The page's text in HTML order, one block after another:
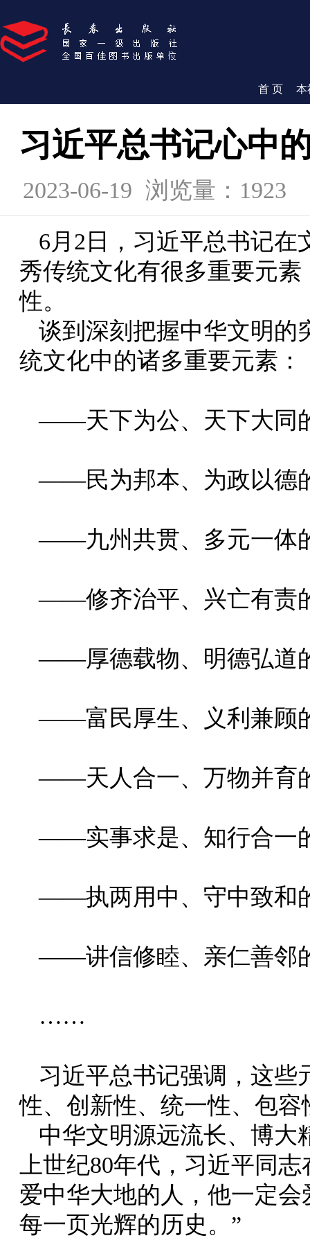
首 页 本
习近平总书记心中
2023-06-19 浏览量：1923
6月2日，习近平总书记
秀传统文化有很多重要元
性。
谈到深刻把握中华文明的
统文化中的诸多重要元素：
——天下为公、天下大同
——民为邦本、为政以德
——九州共贯、多元一体
——修齐治平、兴亡有责
——厚德载物、明德弘道
——富民厚生、义利兼顾
——天人合一、万物并育
——实事求是、知行合一
——执两用中、守中致和
——讲信修睦、亲仁善邻
……
习近平总书记强调，这些
性、创新性、统一性、包容
中华文明源远流长、博大
上世纪80年代，习近平同
爱中华大地的人，他一定
每一页光辉的历史。”